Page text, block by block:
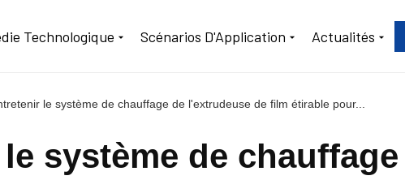
Technologique Scénarios D'Application Actualités
le système de chauffage de l'extrudeuse de film étirable pour...
système de chauffage